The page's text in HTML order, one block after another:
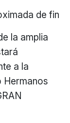
de fin
la amplia
a la
Hermanos